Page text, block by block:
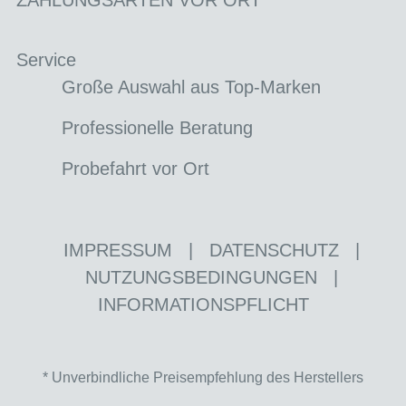
Service
Große Auswahl aus Top-Marken
Professionelle Beratung
Probefahrt vor Ort
IMPRESSUM DATENSCHUTZ
NUTZUNGSBEDINGUNGEN
INFORMATIONSPFLICHT
* Unverbindliche Preisempfehlung des Herstellers